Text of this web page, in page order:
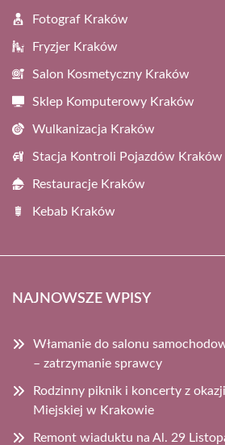
Fotograf Kraków
Fryzjer Kraków
Salon Kosmetyczny Kraków
Sklep Komputerowy Kraków
Wulkanizacja Kraków
Stacja Kontroli Pojazdów Kraków
Restauracje Kraków
Kebab Kraków
NAJNOWSZE WPISY
Włamanie do salonu
– zatrzymanie sprawcy
Rodzinny piknik i koncerty z
Miejskiej w Krakowie
Remont wiaduktu na Al. 29